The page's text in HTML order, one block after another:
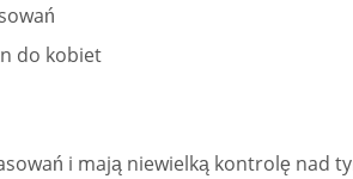
do kobiet
i mają niewielką kontrolę nad